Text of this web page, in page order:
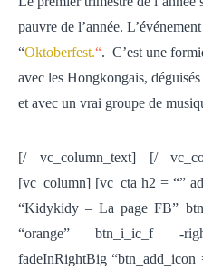
pauvre de l’année.
“Oktoberfest.“. C’est une
avec les Hongkongais,
et avec un vrai groupe de
[/ vc_column_text] [/
[vc_column] [vc_cta h2 = “”
“Kidykidy – La page FB”
“orange” btn_i_ic_f -
fadeInRightBig